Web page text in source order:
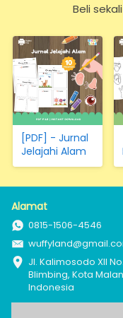
(Hanya
Kertas)
Beli
[PDF] - Jurnal
Jelajahi Alam
Alamat
0815-1506-4546
Jl. Kalimosodo XII
Blimbing, Kota
Indonesia